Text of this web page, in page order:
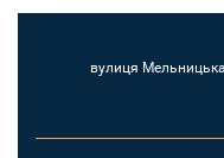
вулиця